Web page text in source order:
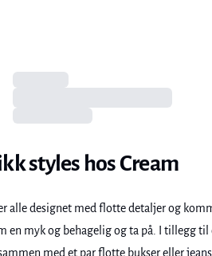
styles hos Cream
alle designet med flotte detaljer og
en myk og behagelig og ta på. I tillegg
med et par flotte bukser ellerjeans